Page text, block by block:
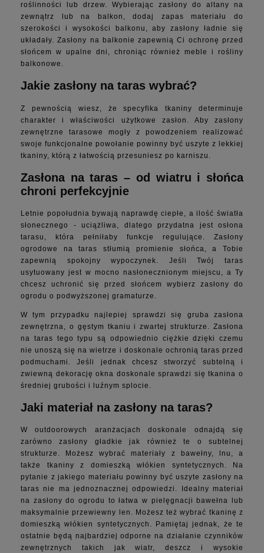
roślinności lub drzew. Wybierając zasłony do altany na
zewnątrz lub na balkon, dodaj zapas materiału do
szerokości i wysokości balkonu, aby zasłony ładnie się
układały. Zasłony na balkonie zapewnią Ci ochronę przed
słońcem w upalne dni, chroniąc również meble i rośliny
balkonowe.
Jakie zasłony na taras wybrać?
Z pewnością wiesz, że specyfika tkaniny determinuje
charakter i właściwości użytkowe zasłon. Aby zasłony
zewnętrzne tarasowe mogły z powodzeniem realizować
swoje funkcjonalne powołanie powinny być uszyte z lekkiej
tkaniny, którą z łatwością przesuniesz po karniszu.
Zasłona na taras – od wiatru i słońca
chroni perfekcyjnie
Letnie popołudnia bywają naprawdę ciepłe, a ilość światła
słonecznego - uciążliwa, dlatego przydatna jest osłona
tarasu, która pełniłaby funkcje regulujące. Zasłony
ogrodowe na taras stłumią promienie słońca, a Tobie
zapewnią spokojny wypoczynek. Jeśli Twój taras
usytuowany jest w mocno nasłonecznionym miejscu, a Ty
chcesz uchronić się przed słońcem wybierz zasłony do
ogrodu o podwyższonej gramaturze.
W tym przypadku najlepiej sprawdzi się gruba zasłona
zewnętrzna, o gęstym tkaniu i zwartej strukturze. Zasłona
na taras tego typu są odpowiednio ciężkie dzięki czemu
nie unoszą się na wietrze i doskonale ochronią taras przed
podmuchami. Jeśli jednak chcesz stworzyć subtelną i
zwiewną dekorację okna doskonale sprawdzi się tkanina o
średniej grubości i luźnym splocie.
Jaki materiał na zasłony na taras?
W outdoorowych aranżacjach doskonale odnajdą się
zarówno zasłony gładkie jak również te o subtelnej
strukturze. Możesz wybrać materiały z bawełny, lnu, a
także tkaniny z domieszką włókien syntetycznych. Na
pytanie z jakiego materiału powinny być uszyte zasłony na
taras nie ma jednoznacznej odpowiedzi. Idealny materiał
na zasłony do ogrodu to łatwa w pielęgnacji bawełna lub
maksymalnie przewiewny len. Możesz też wybrać tkaninę z
domieszką włókien syntetycznych. Pamiętaj jednak, że te
ostatnie będą najbardziej odporne na działanie czynników
zewnętrznych takich jak wiatr, deszcz i wysokie